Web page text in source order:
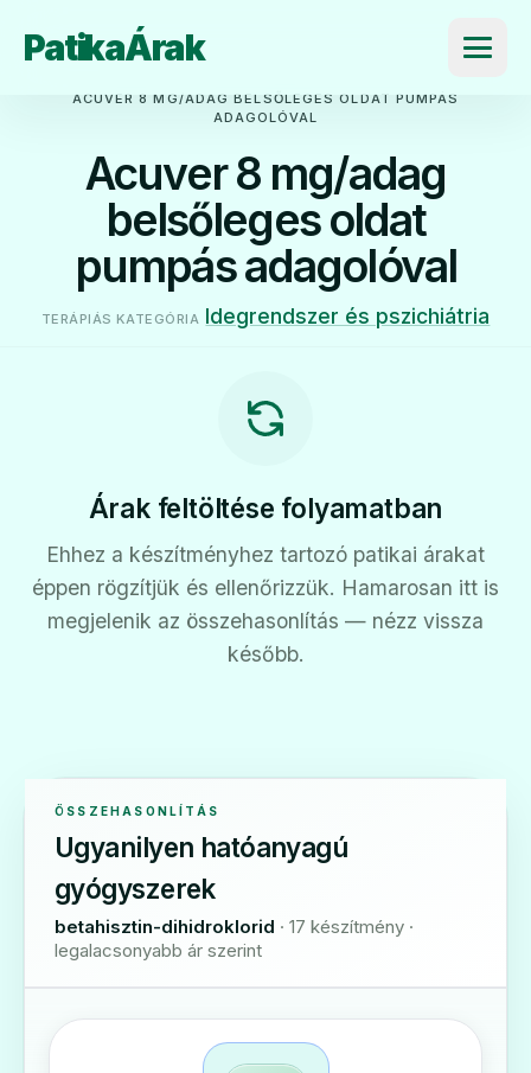
PatikaÁrak
ACUVER 8 MG/ADAG BELSŐLEGES OLDAT PUMPÁS
ADAGOLÓVAL
Acuver 8 mg/adag
belsőleges oldat
pumpás adagolóval
TERÁPIÁS KATEGÓRIA Idegrendszer és pszichiátria
Árak feltöltése folyamatban
Ehhez a készítményhez tartozó patikai árakat
éppen rögzítjük és ellenőrizzük. Hamarosan itt is
megjelenik az összehasonlítás — nézz vissza
később.
ÖSSZEHASONLÍTÁS
Ugyanilyen hatóanyagú
gyógyszerek
betahisztin-dihidroklorid · 17 készítmény ·
legalacsonyabb ár szerint